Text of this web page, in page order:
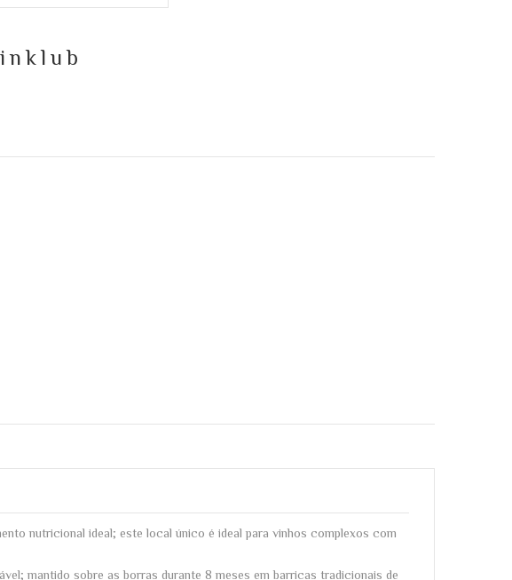
nutricional ideal; este local único é ideal para vinhos complexos com
mantido sobre as borras durante 8 meses em barricas tradicionais de